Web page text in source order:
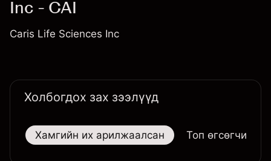
Inc - CAI
Caris Life Sciences Inc
Холбогдох зах зээлүүд
Хамгийн их арилжаалсан Топ өгсөгчид